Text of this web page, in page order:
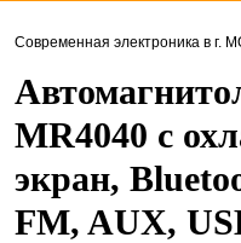
Современная электроника в г.
MR4040 с
экран,
FM, AUX,